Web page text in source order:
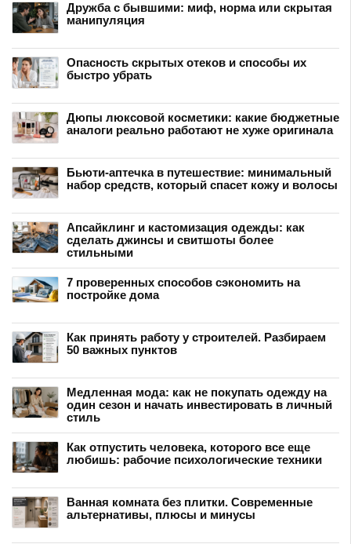
Дружба с бывшими: миф, норма или скрытая
манипуляция
Опасность скрытых отеков и способы их
быстро убрать
Дюпы люксовой косметики: какие бюджетные
аналоги реально работают не хуже оригинала
Бьюти-аптечка в путешествие: минимальный
набор средств, который спасет кожу и волосы
Апсайклинг и кастомизация одежды: как
сделать джинсы и свитшоты более
стильными
7 проверенных способов сэкономить на
постройке дома
Как принять работу у строителей. Разбираем
50 важных пунктов
Медленная мода: как не покупать одежду на
один сезон и начать инвестировать в личный
стиль
Как отпустить человека, которого все еще
любишь: рабочие психологические техники
Ванная комната без плитки. Современные
альтернативы, плюсы и минусы